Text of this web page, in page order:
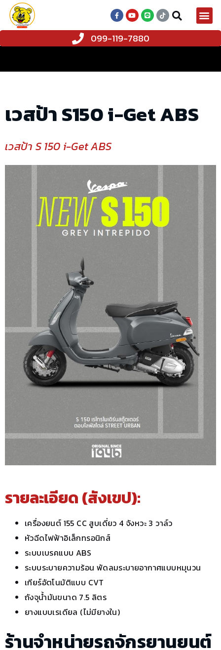
099-119-7880
เวสป้า S150 i-Get ABS
เวสป้า S 150 i-Get ABS
รายละเอียด (สังเขป):
เครื่องยนต์ 155 CC สูบเดี่ยว 4 จังหวะ 3 วาล์ว
หัวฉีดไฟฟ้าอิเล็กทรอนิกส์
ระบบเบรคแบบ ABS
ระบบระบายความร้อน พัดลมระบายอากาศแบบหมุนวน
เกียร์อัตโนมัติแบบ CVT
ถังจุน้ำมันขนาด 7.5 ลิตร
ยางแบบเรเดียล (ไม่มียางใน)
ร้านจำหน่ายรถจักรยานยนต์